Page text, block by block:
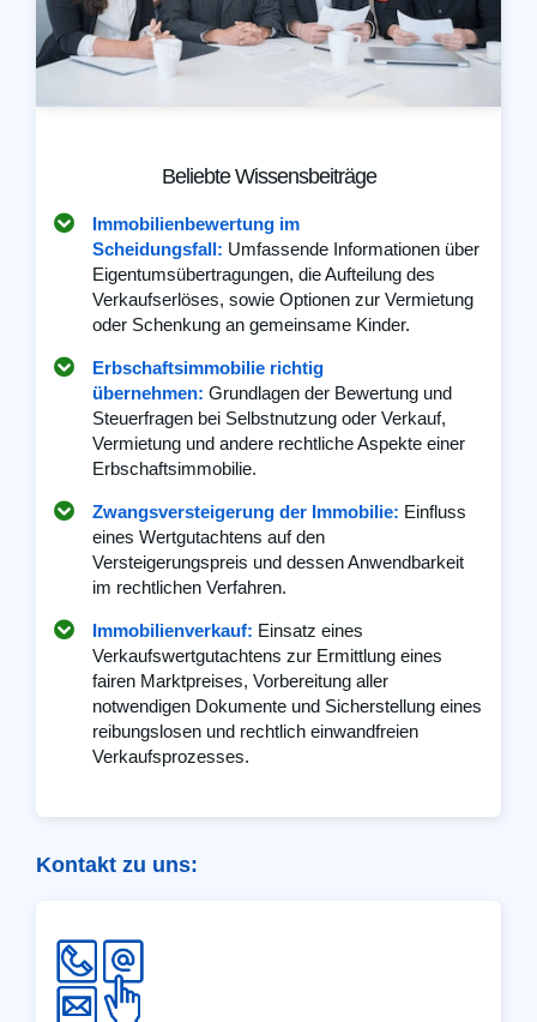
Beliebte Wissensbeiträge
Immobilienbewertung im
Scheidungsfall: Umfassende Informationen über
Eigentumsübertragungen, die Aufteilung des
Verkaufserlöses, sowie Optionen zur Vermietung
oder Schenkung an gemeinsame Kinder.
Erbschaftsimmobilie richtig
übernehmen: Grundlagen der Bewertung und
Steuerfragen bei Selbstnutzung oder Verkauf,
Vermietung und andere rechtliche Aspekte einer
Erbschaftsimmobilie.
Zwangsversteigerung der Immobilie: Einfluss
eines Wertgutachtens auf den
Versteigerungspreis und dessen Anwendbarkeit
im rechtlichen Verfahren.
Immobilienverkauf: Einsatz eines
Verkaufswertgutachtens zur Ermittlung eines
fairen Marktpreises, Vorbereitung aller
notwendigen Dokumente und Sicherstellung eines
reibungslosen und rechtlich einwandfreien
Verkaufsprozesses.
Kontakt zu uns: